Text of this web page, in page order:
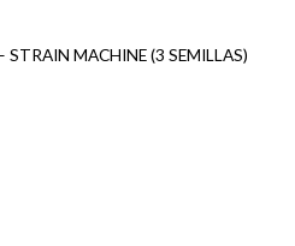
STRAIN MACHINE (3 SEMILLAS)